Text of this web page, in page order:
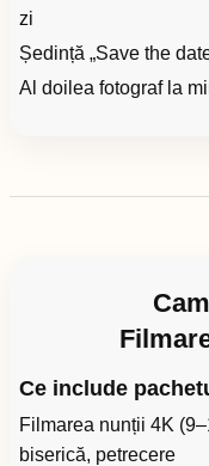
zi
Ședință „Save the
Al doilea fotograf la
Ce include
Filmarea nunții 4K
biserică, petrecere